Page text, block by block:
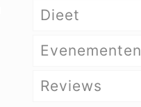
Dieet
Evenementen
Reviews